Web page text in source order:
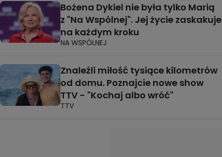
Bożena Dykiel nie była tylko Marią
z "Na Wspólnej". Jej życie zaskakuje
na każdym kroku
NA WSPÓLNEJ
Znaleźli miłość tysiące kilometrów
od domu. Poznajcie nowe show
TTV - "Kochaj albo wróć"
TTV